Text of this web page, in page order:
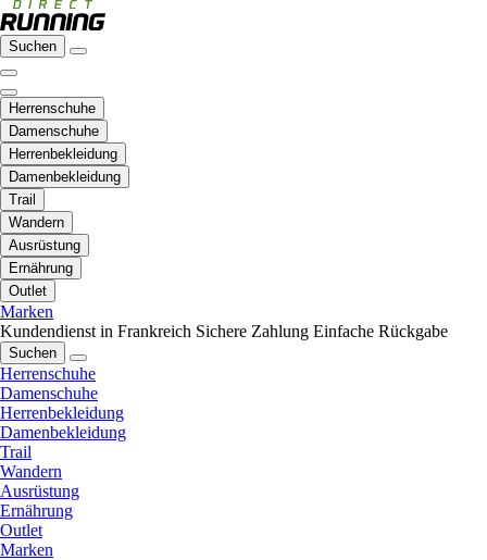
Suchen
Herrenschuhe
Damenschuhe
Herrenbekleidung
Damenbekleidung
Trail
Wandern
Ausrüstung
Ernährung
Outlet
Marken
Kundendienst in Frankreich Sichere Zahlung Einfache Rückgabe
Suchen
Herrenschuhe
Damenschuhe
Herrenbekleidung
Damenbekleidung
Trail
Wandern
Ausrüstung
Ernährung
Outlet
Marken